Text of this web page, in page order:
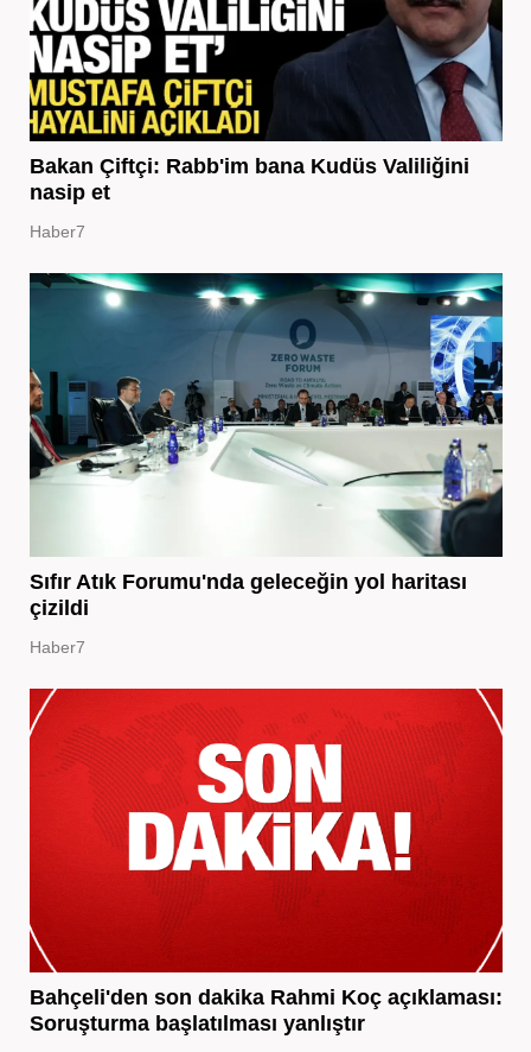
Bakan Çiftçi: Rabb'im bana Kudüs Valiliğini
nasip et
Haber7
Sıfır Atık Forumu'nda geleceğin yol haritası
çizildi
Haber7
Bahçeli'den son dakika Rahmi Koç açıklaması:
Soruşturma başlatılması yanlıştır